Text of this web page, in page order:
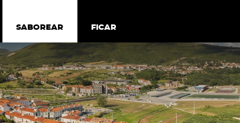
FAZER SABOREAR FICAR
SABOREAR FICAR